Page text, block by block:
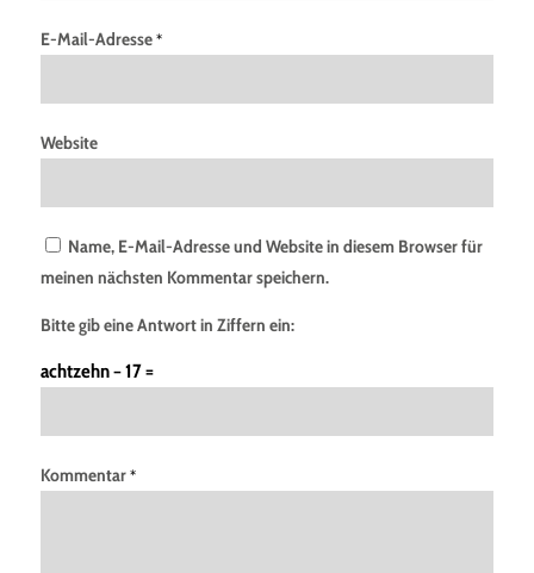
E-Mail-Adresse*
Website
Name, E-Mail-Adresse und Website in diesem Browser für
meinen nächsten Kommentar speichern.
Bitte gib eine Antwort in Ziffern ein:
achtzehn − 17 =
Kommentar*